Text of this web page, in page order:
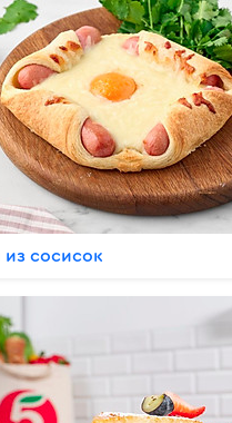
из сосисок